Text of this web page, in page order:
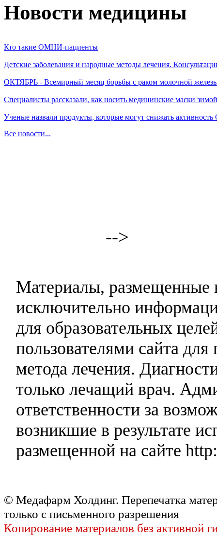
Новости медицины
Кто такие ОМНИ-пациенты
Детские заболевания и народные методы лечения.
ОКТЯБРЬ - Всемирный месяц борьбы с раком молочной
Специалисты рассказали, как носить медицинские маски зимой
Ученые назвали продукты, которые могут снижать
Все новости...
-->
Материалы, размещенные
исключительно
для образовательных
пользователями сайта
метода лечения.
только лечащий врач.
ответственности за
возникшие в результате
размещенной на сайте
© Медафарм Холдинг. Перепечатка
только с письменного разрешения
Копирование материалов без активной